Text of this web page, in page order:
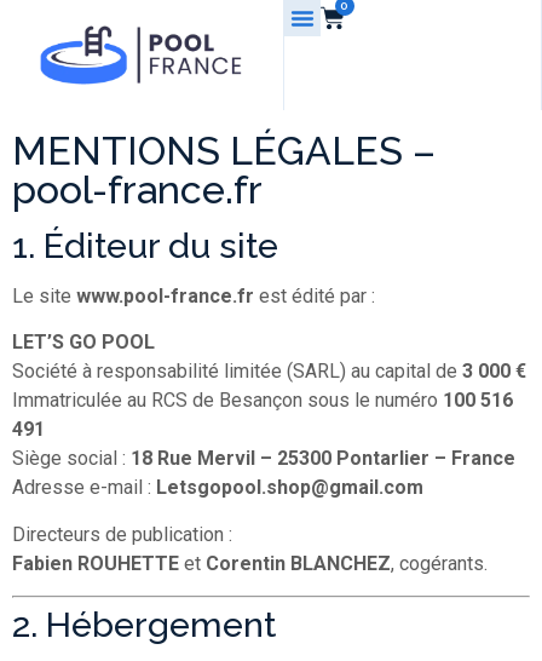
0
MENTIONS LÉGALES –
pool-france.fr
1. Éditeur du site
Le site www.pool-france.fr est édité par :
LET’S GO POOL
Société à responsabilité limitée (SARL) au capital de 3 000 €
Immatriculée au RCS de Besançon sous le numéro 100 516
491
Siège social : 18 Rue Mervil – 25300 Pontarlier – France
Adresse e-mail : Letsgopool.shop@gmail.com
Directeurs de publication :
Fabien ROUHETTE et Corentin BLANCHEZ, cogérants.
2. Hébergement